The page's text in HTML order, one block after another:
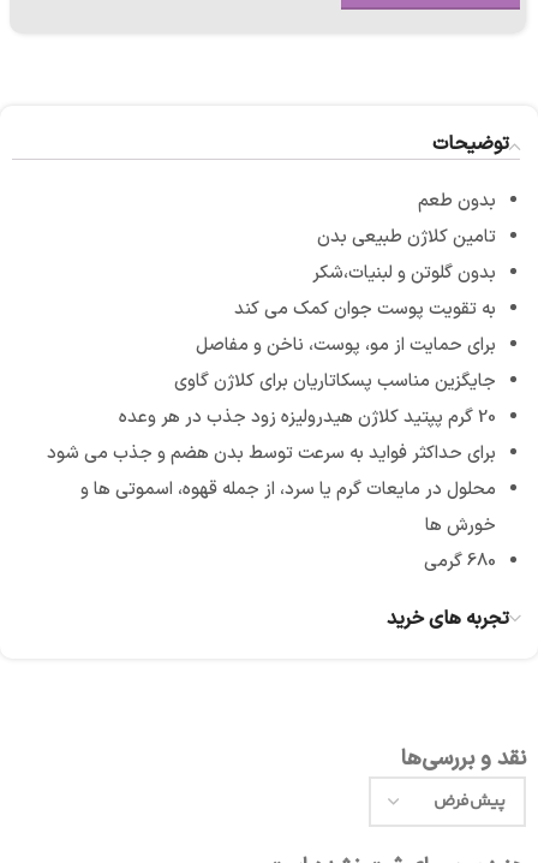
توضیحات
بدون طعم
تامین کلاژن طبیعی بدن
بدون گلوتن و لبنیات،شکر
به تقویت پوست جوان کمک می کند
برای حمایت از مو، پوست، ناخن و مفاصل
جایگزین مناسب پسکاتاریان برای کلاژن گاوی
20 گرم پپتید کلاژن هیدرولیزه زود جذب در هر وعده
برای حداکثر فواید به سرعت توسط بدن هضم و جذب می شود
محلول در مایعات گرم یا سرد، از جمله قهوه، اسموتی ها و
خورش ها
680 گرمی
تجربه های خرید
نقد و بررسی‌ها